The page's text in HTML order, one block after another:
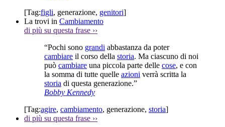
[Tag:figli, generazione, genitori]
La trovi in Cambiamento
di più su questa frase ››
“Pochi sono grandi abbastanza da poter
cambiare il corso della storia. Ma ciascuno di noi
può cambiare una piccola parte delle cose, e con
la somma di tutte quelle azioni verrà scritta la
storia di questa generazione.”
Bobby Kennedy
[Tag:agire, cambiamento, generazione, storia]
di più su questa frase ››